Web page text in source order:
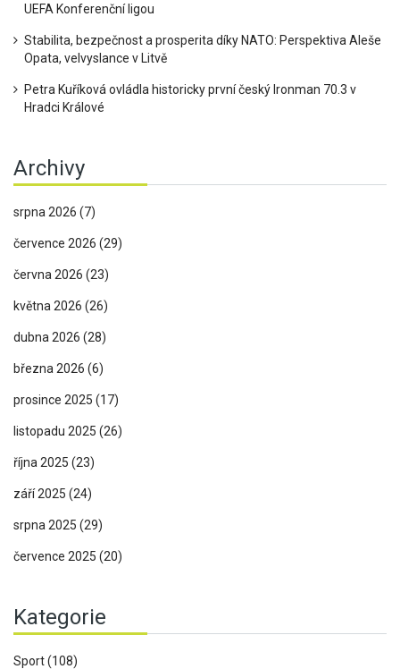
UEFA Konferenční ligou
Stabilita, bezpečnost a prosperita díky NATO: Perspektiva Aleše
Opata, velvyslance v Litvě
Petra Kuříková ovládla historicky první český Ironman 70.3 v
Hradci Králové
Archivy
srpna 2026 (7)
července 2026 (29)
června 2026 (23)
května 2026 (26)
dubna 2026 (28)
března 2026 (6)
prosince 2025 (17)
listopadu 2025 (26)
října 2025 (23)
září 2025 (24)
srpna 2025 (29)
července 2025 (20)
Kategorie
Sport(108)